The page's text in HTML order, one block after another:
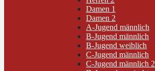
Damen 1
Damen 2
A-Jugend männlich
B-Jugend männlich
B-Jugend weiblich
C-Jugend männlich
C-Jugend männlich 2